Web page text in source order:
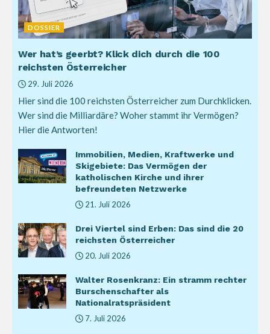
DOSSIER
Wer hat’s geerbt? Klick dich durch die 100
reichsten Österreicher
29. Juli 2026
Hier sind die 100 reichsten Österreicher zum Durchklicken.
Wer sind die Milliardäre? Woher stammt ihr Vermögen?
Hier die Antworten!
Immobilien, Medien, Kraftwerke und
Skigebiete: Das Vermögen der
katholischen Kirche und ihrer
befreundeten Netzwerke
21. Juli 2026
Drei Viertel sind Erben: Das sind die 20
reichsten Österreicher
20. Juli 2026
Walter Rosenkranz: Ein stramm rechter
Burschenschafter als
Nationalratspräsident
7. Juli 2026